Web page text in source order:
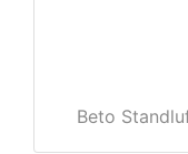
Beto